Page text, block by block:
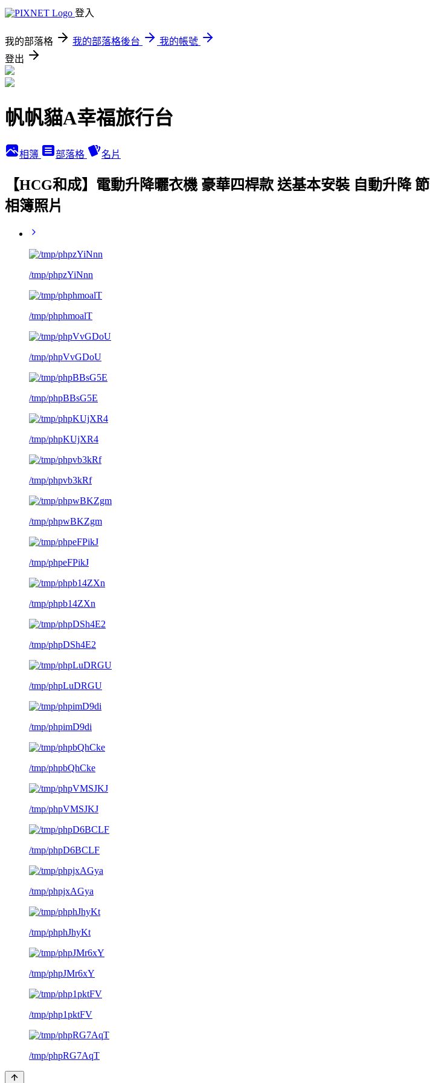
登入
我的部落格 我的部落格後台
我的帳號
登出
帆帆貓A幸福旅行台
相簿 部落格 名片
【HCG和成】電動升降曬衣機 豪華四桿款 送基本安裝 自動升降
相簿照片
/tmp/phpzYiNnn
/tmp/phphmoalT
/tmp/phpVvGDoU
/tmp/phpBBsG5E
/tmp/phpKUjXR4
/tmp/phpvb3kRf
/tmp/phpwBKZgm
/tmp/phpeFPikJ
/tmp/phpb14ZXn
/tmp/phpDSh4E2
/tmp/phpLuDRGU
/tmp/phpimD9di
/tmp/phpbQhCke
/tmp/phpVMSJKJ
/tmp/phpD6BCLF
/tmp/phpjxAGya
/tmp/phphJhyKt
/tmp/phpJMr6xY
/tmp/php1pktFV
/tmp/phpRG7AqT